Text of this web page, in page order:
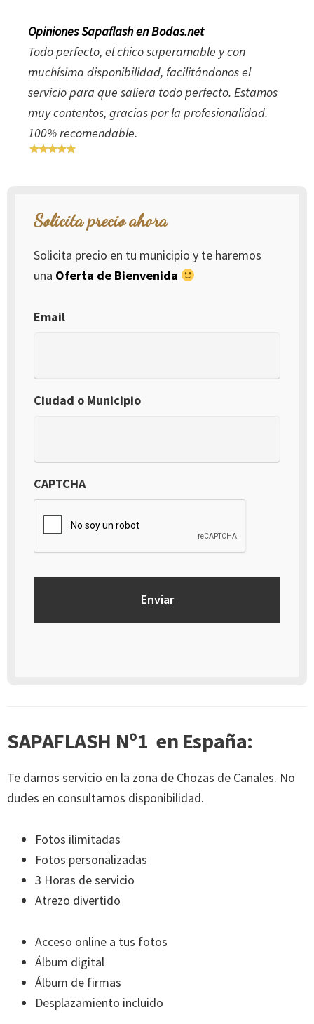
Opiniones Sapaflash en Bodas.net
Todo perfecto, el chico superamable y con
muchísima disponibilidad, facilitándonos el
servicio para que saliera todo perfecto. Estamos
muy contentos, gracias por la profesionalidad.
100% recomendable.
Solicita precio ahora
Solicita precio en tu municipio y te haremos
una Oferta de Bienvenida
Email
Ciudad o Municipio
CAPTCHA
SAPAFLASH Nº1 en España:
Te damos servicio en la zona de Chozas de Canales. No
dudes en consultarnos disponibilidad.
Fotos ilimitadas
Fotos personalizadas
3 Horas de servicio
Atrezo divertido
Acceso online a tus fotos
Álbum digital
Álbum de firmas
Desplazamiento incluido